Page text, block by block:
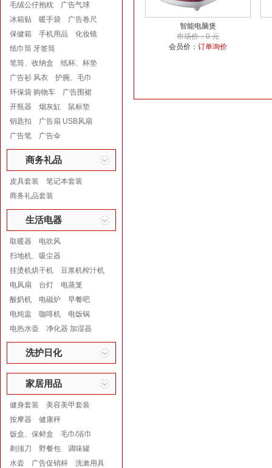
毛绒公仔抱枕
广告气球
冰箱贴
暖手袋
广告卷尺
保健箱
手机用品
化妆镜
纸巾筒 牙签筒
笔筒、收纳盒
纸杯、杯垫
广告衫 风衣
护腕、毛巾
环保袋 购物车
广告围裙
开瓶器
烟灰缸
鼠标垫
钥匙扣
广告扇 USB风扇
广告笔
广告伞
商务礼品
皮具套装
笔记本套装
商务礼品套装
生活电器
取暖器
电吹风
扫地机、吸尘器
挂烫机烘干机
豆浆机榨汁机
电风扇
台灯
电蒸笼
酸奶机
电磁炉
早餐吧
电炖盅
咖啡机
电饭锅
电热水壶
净化器 加湿器
洗护日化
家居用品
健身套装
美容美甲套装
按摩器
健康秤
饭盒、保鲜盒
毛巾/浴巾
剃须刀
野餐包
调味罐
水壶
广告促销杯
洗漱用具
智能电脑煲
市场价：0 元
会员价： 订单询价